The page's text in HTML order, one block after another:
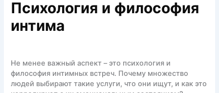
Психология и философия
интима
Не менее важный аспект – это психология и
философия интимных встреч. Почему множество
людей выбирают такие услуги, что они ищут, и как это